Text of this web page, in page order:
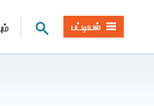
தளத் தேடல்
பட்டியல்